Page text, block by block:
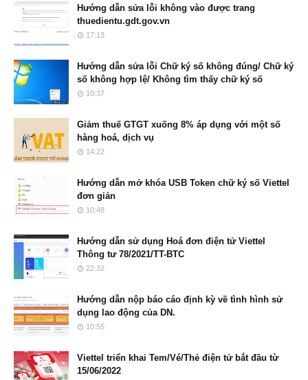
Hướng dẫn sửa lỗi không vào được trang
thuedientu.gdt.gov.vn
17:13
Hướng dẫn sửa lỗi Chữ ký số không đúng/ Chữ ký
số không hợp lệ/ Không tìm thấy chữ ký số
10:37
Giảm thuế GTGT xuống 8% áp dụng với một số
hàng hoá, dịch vụ
14:22
Hướng dẫn mở khóa USB Token chữ ký số Viettel
đơn giản
10:48
Hướng dẫn sử dụng Hoá đơn điện tử Viettel
Thông tư 78/2021/TT-BTC
22:32
Hướng dẫn nộp báo cáo định kỳ về tình hình sử
dụng lao động của DN.
10:55
Viettel triển khai Tem/Vé/Thẻ điện tử bắt đầu từ
15/06/2022